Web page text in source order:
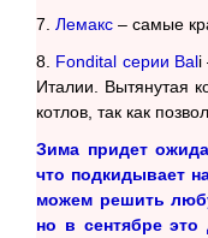
7. Лемакс – самые
8. Fondital серии Bali
Италии. Вытянутая
котлов, так как
Зима придет
что подкидывает
можем решить
но в сентябре